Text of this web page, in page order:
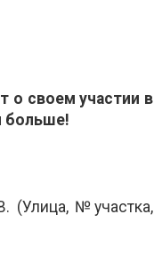
о своем участии в
больше!
(Улица, №участка,